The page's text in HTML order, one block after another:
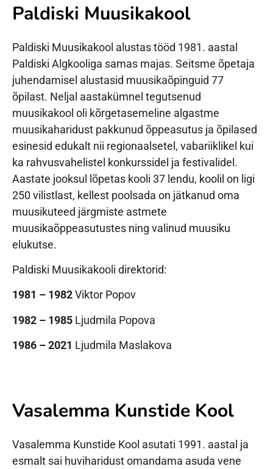
Paldiski Muusikakool
Paldiski Muusikakool alustas tööd 1981. aastal
Paldiski Algkooliga samas majas. Seitsme õpetaja
juhendamisel alustasid muusikaõpinguid 77
õpilast. Neljal aastakümnel tegutsenud
muusikakool oli kõrgetasemeline algastme
muusikaharidust pakkunud õppeasutus ja õpilased
esinesid edukalt nii regionaalsetel, vabariiklikel kui
ka rahvusvahelistel konkurssidel ja festivalidel.
Aastate jooksul lõpetas kooli 37 lendu, koolil on ligi
250 vilistlast, kellest poolsada on jätkanud oma
muusikuteed järgmiste astmete
muusikaõppeasutustes ning valinud muusiku
elukutse.
Paldiski Muusikakooli direktorid:
1981 – 1982Viktor Popov
1982 – 1985 Ljudmila Popova
1986 – 2021 Ljudmila Maslakova
Vasalemma Kunstide Kool
Vasalemma Kunstide Kool asutati 1991. aastal ja
esmalt sai huviharidust omandama asuda vene